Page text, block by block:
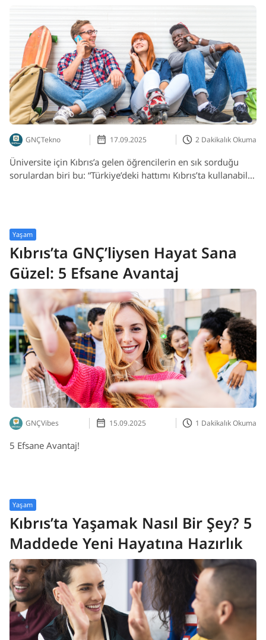
GNÇTekno 17.09.2025 2 Dakikalık Okuma
Üniversite için Kıbrıs’a gelen öğrencilerin en sık sorduğu
sorulardan biri bu: “Türkiye’deki hattımı Kıbrıs’ta kullanabilir
Yaşam
Kıbrıs’ta GNÇ’liysen Hayat Sana
Güzel: 5 Efsane Avantaj
GNÇVibes 15.09.2025 1 Dakikalık Okuma
5 Efsane Avantaj!
Yaşam
Kıbrıs’ta Yaşamak Nasıl Bir Şey? 5
Maddede Yeni Hayatına Hazırlık